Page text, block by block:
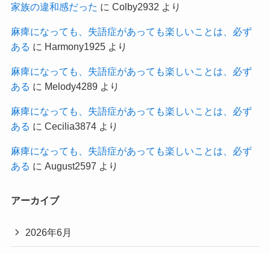
家族の違和感だった に Colby2932 より
麻痺になっても、失語症があっても楽しいことは、必ず
ある に Harmony1925より
麻痺になっても、失語症があっても楽しいことは、必ず
ある に Melody4289より
麻痺になっても、失語症があっても楽しいことは、必ず
ある に Cecilia3874より
麻痺になっても、失語症があっても楽しいことは、必ず
ある に August2597 より
アーカイブ
2026年6月